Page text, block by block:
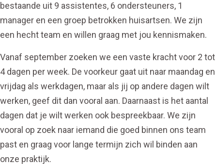
bestaande uit 9 assistentes, 6 ondersteuners, 1
manager en een groep betrokken huisartsen. We zijn
een hecht team en willen graag met jou kennismaken.
Vanaf september zoeken we een vaste kracht voor 2 tot
4 dagen per week. De voorkeur gaat uit naar maandag en
vrijdag als werkdagen, maar als jij op andere dagen wilt
werken, geef dit dan vooral aan. Daarnaast is het aantal
dagen dat je wilt werken ook bespreekbaar. We zijn
vooral op zoek naar iemand die goed binnen ons team
past en graag voor lange termijn zich wil binden aan
onze praktijk.